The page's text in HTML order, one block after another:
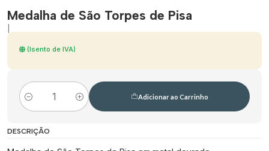
Medalha de São Torpes de Pisa
(Isento de IVA)
Quantidade
Adicionar ao Carrinho
DESCRIÇÃO